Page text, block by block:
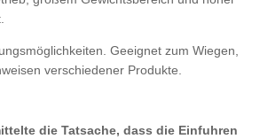
Geeignet zum Wiegen,
verschiedener Produkte.
die Tatsache, dass die Einfuhren